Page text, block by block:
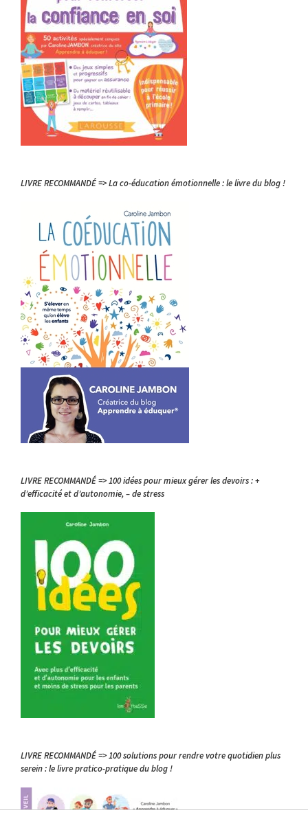
LIVRE RECOMMANDÉ => La co-éducation émotionnelle : le livre du blog !
LIVRE RECOMMANDÉ => 100 idées pour mieux gérer les devoirs : +
d’efficacité et d’autonomie, – de stress
LIVRE RECOMMANDÉ => 100 solutions pour rendre votre quotidien plus
serein : le livre pratico-pratique du blog !